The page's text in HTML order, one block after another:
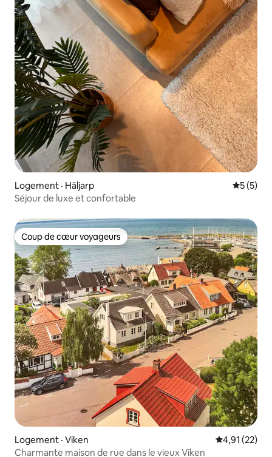
Logement · Häljarp Note
5 (5)
Séjour de luxe et confortable
Coup de cœur voyageurs
Coup de cœur voyageurs
Logement · Viken Note
4,91 (22)
Charmante maison de rue dans le vieux Viken